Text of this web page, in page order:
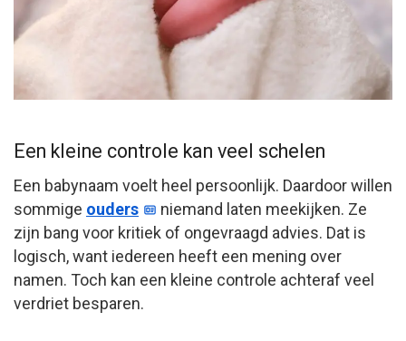
Een kleine controle kan veel schelen
Een babynaam voelt heel persoonlijk. Daardoor willen
sommige ouders
niemand laten meekijken. Ze
zijn bang voor kritiek of ongevraagd advies. Dat is
logisch, want iedereen heeft een mening over
namen. Toch kan een kleine controle achteraf veel
verdriet besparen.